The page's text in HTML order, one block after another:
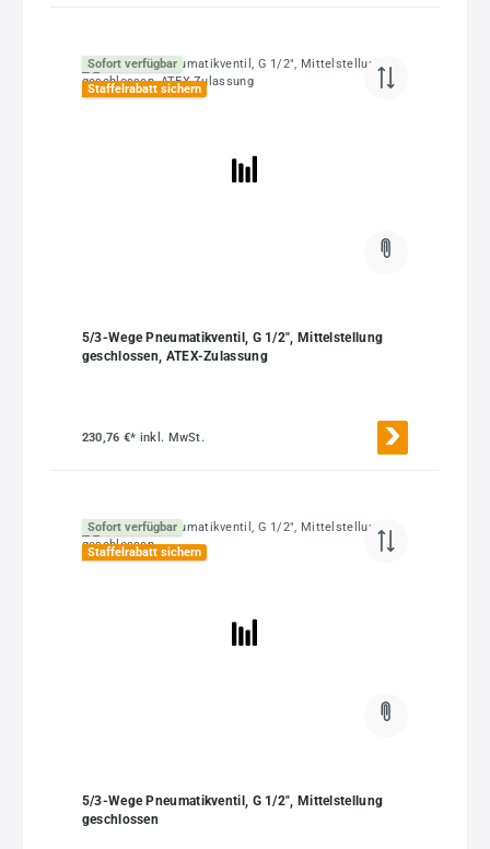
Sofort verfügbar
Staffelrabatt sichern
5/3-Wege Pneumatikventil, G 1/2", Mittelstellung
geschlossen, ATEX-Zulassung
230,76 €* inkl. MwSt.
Sofort verfügbar
Staffelrabatt sichern
5/3-Wege Pneumatikventil, G 1/2", Mittelstellung
geschlossen